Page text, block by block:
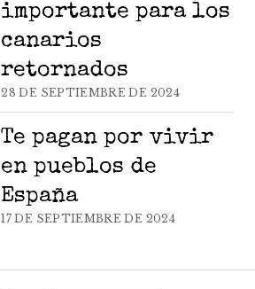
importante para los
canarios
retornados
28 DE SEPTIEMBRE DE 2024
Te pagan por vivir
en pueblos de
España
17 DE SEPTIEMBRE DE 2024